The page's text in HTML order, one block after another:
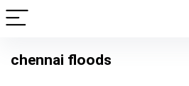
chennai floods